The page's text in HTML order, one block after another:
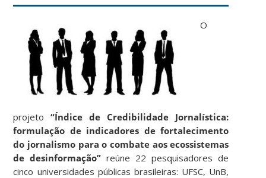
O
projeto“Índice de Credibilidade Jornalística:
formulação de indicadores de fortalecimento
do jornalismo para o combate aos ecossistemas
de desinformação” reúne 22 pesquisadores de
cinco universidades públicas brasileiras: UFSC, UnB,